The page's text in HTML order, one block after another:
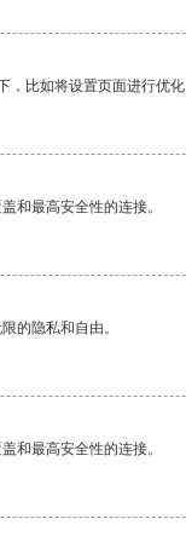
，比如将设置页面进行优
和最高安全性的连接。
的隐私和自由。
和最高安全性的连接。